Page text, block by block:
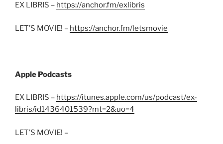
EX LIBRIS – https://anchor.fm/exlibris
LET’S MOVIE! – https://anchor.fm/letsmovie
Apple Podcasts
EX LIBRIS – https://itunes.apple.com/us/podcast/ex-
libris/id1436401539?mt=2&uo=4
LET’S MOVIE! –